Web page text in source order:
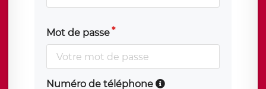
Mot de passe
Numéro de téléphone